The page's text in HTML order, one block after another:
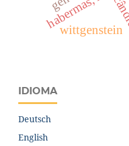
wittgenstein
IDIOMA
Deutsch
English